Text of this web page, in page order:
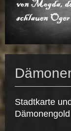
Stadtkarte
Dämonengold